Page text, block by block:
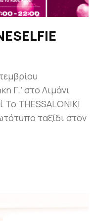
Γ,’ στο Λιμάνι
Το THESSALONIKI
ταξίδι στον